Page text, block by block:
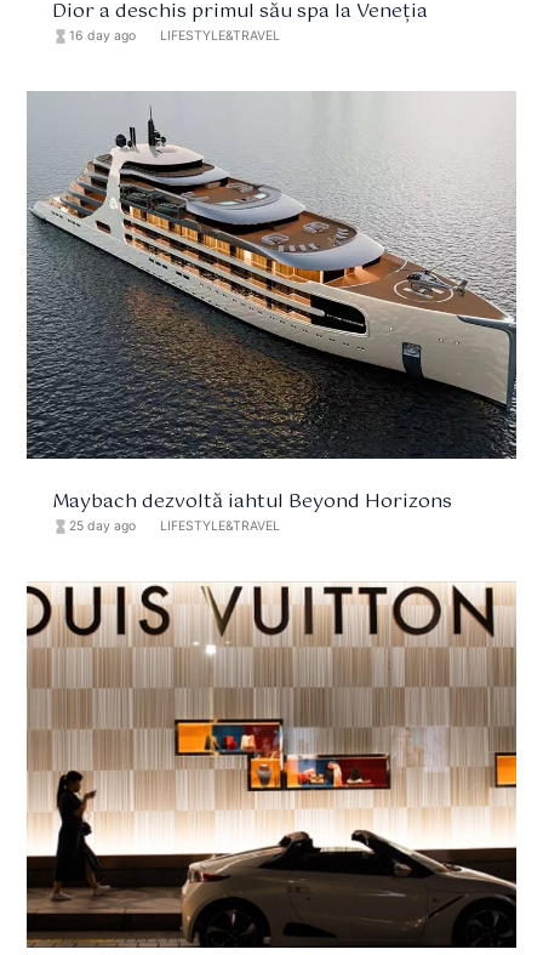
Dior a deschis primul său spa la Veneția
hourglass_full 16 day ago LIFESTYLE&TRAVEL
Maybach dezvoltă iahtul Beyond Horizons
hourglass_full 25 day ago LIFESTYLE&TRAVEL